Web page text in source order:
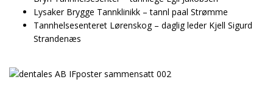
Lysaker Brygge Tannklinikk – tannl paal Strømme
Tannhelsesenteret Lørenskog – daglig leder Kjell Sigurd
Strandenæs